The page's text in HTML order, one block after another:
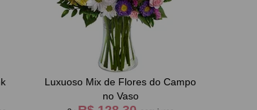
Luxuoso Mix de Flores do Campo
no Vaso